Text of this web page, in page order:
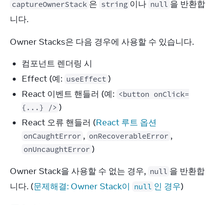
captureOwnerStack 은 string 이나 null 을 반환합
니다.
Owner Stacks은 다음 경우에 사용할 수 있습니다.
컴포넌트 렌더링 시
Effect (예: useEffect )
React 이벤트 핸들러 (예: <button onClick=
{...} /> )
React 오류 핸들러 (React 루트 옵션
onCaughtError , onRecoverableError ,
onUncaughtError )
Owner Stack을 사용할 수 없는 경우, null 을 반환합
니다. (문제해결: Owner Stack이 null 인 경우)